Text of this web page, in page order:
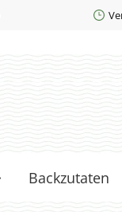
Backzutaten